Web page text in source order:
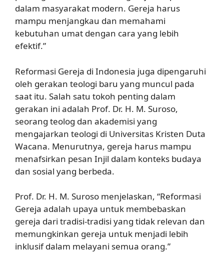
dalam masyarakat modern. Gereja harus
mampu menjangkau dan memahami
kebutuhan umat dengan cara yang lebih
efektif.”
Reformasi Gereja di Indonesia juga dipengaruhi
oleh gerakan teologi baru yang muncul pada
saat itu. Salah satu tokoh penting dalam
gerakan ini adalah Prof. Dr. H. M. Suroso,
seorang teolog dan akademisi yang
mengajarkan teologi di Universitas Kristen Duta
Wacana. Menurutnya, gereja harus mampu
menafsirkan pesan Injil dalam konteks budaya
dan sosial yang berbeda.
Prof. Dr. H. M. Suroso menjelaskan, “Reformasi
Gereja adalah upaya untuk membebaskan
gereja dari tradisi-tradisi yang tidak relevan dan
memungkinkan gereja untuk menjadi lebih
inklusif dalam melayani semua orang.”